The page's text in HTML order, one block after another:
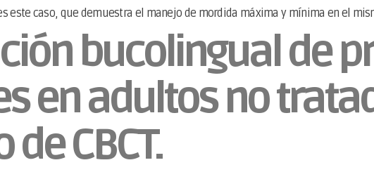
este caso, que demuestra el manejo de mordida máxima y mínima en el
bucolingual de
en adultos no
CBCT.